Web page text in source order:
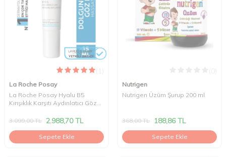
La Roche Posay
La Roche Posay Hyalu B5
Kırışıklık Karşıtı Aydınlatıcı Göz
3.099,00TL 2.988,70TL
Sepete Ekle
Nutrigen
Nutrigen Üzüm Şurup 200 ml
368,00TL 188,86TL
Sepete Ekle